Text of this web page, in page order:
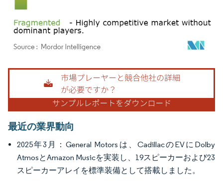
画像 © Mordor Intelligence。再利用にはCC BY 4.0の表示が必要です。
最近の業界動向
2025年3月：General Motorsは、CadillacのEVにDolby
AtmosとAmazon Musicを実装し、19スピーカーおよび23
スピーカーアレイを標準装備として搭載しました。